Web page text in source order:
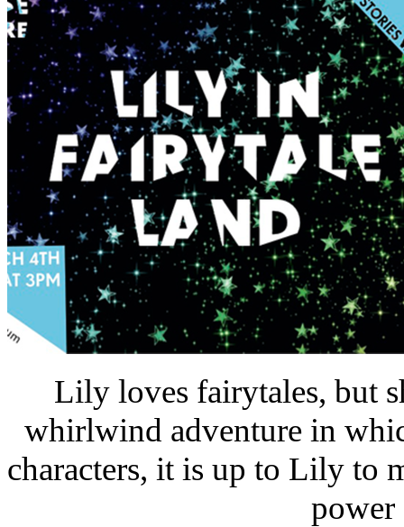
Lily loves fairytales, but
whirlwind adventure in
characters, it is up to Lily to
power